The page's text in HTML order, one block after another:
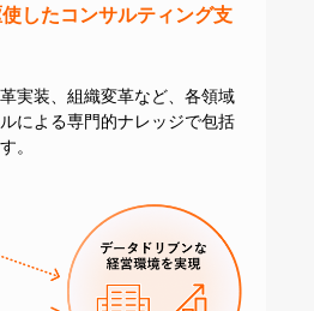
したコンサルティング支
実装、組織変革など、 各領域
による専門的ナレッジで包括
。